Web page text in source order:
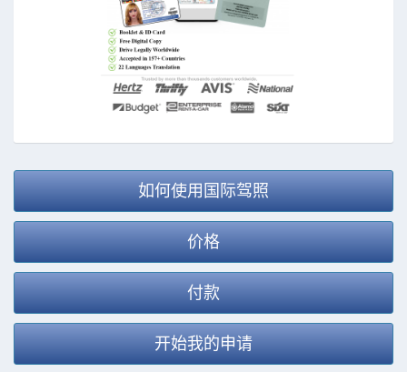
如何使用国际驾照
价格
付款
开始我的申请